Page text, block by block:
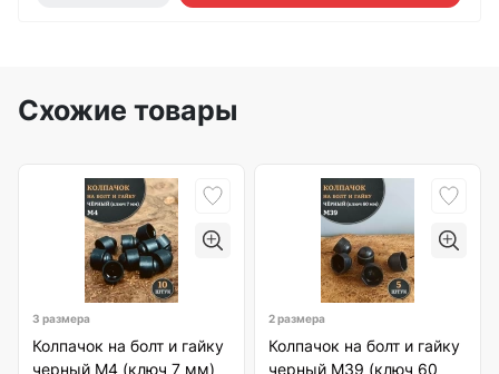
Схожие товары
3 размера
Колпачок на болт и гайку
черный M4 (ключ 7 мм)
2 размера
Колпачок на болт и гайку
черный M39 (ключ 60